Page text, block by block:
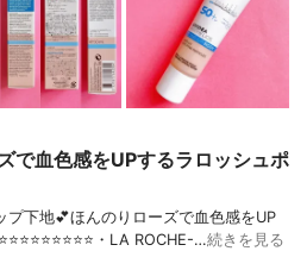
で血色感をUPするラロッシュポ
下地💕ほんのりローズで血色感をUP
・LA ROCHE-…続きを見る